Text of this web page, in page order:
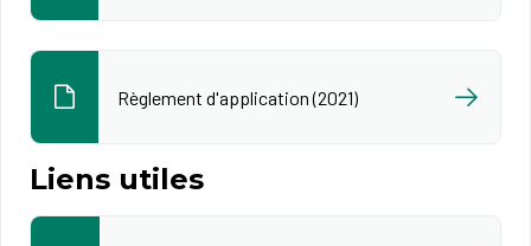
Règlement d'application (2021)
Liens utiles